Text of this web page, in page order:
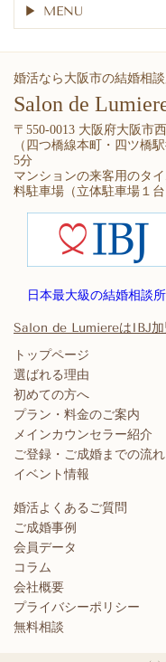
MENU
婚活なら大阪市の結婚相
Salon de
〒550-0013 大阪府大阪市
（四つ橋線本町・四ツ橋
5分
マンションの来客用のタ
料駐車場（立体駐車場１台
日本最大級の結婚相談
Salon de LumiereはIBJ加
トップページ
選ばれる理由
初めての方へ
プラン・料金のご案内
メインカウンセラー紹介
ご登録・ご成婚までの流れ
イベント情報
婚活よくあるご質問
ご成婚事例
会員データ
コラム
会社概要
プライバシーポリシー
無料相談